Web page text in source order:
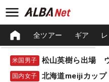
全ツアー ギア
米国男子
国内女子 北海道meijiカッ